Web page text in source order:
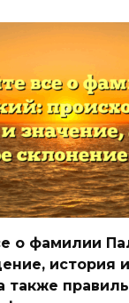
о фамилии
история и
также